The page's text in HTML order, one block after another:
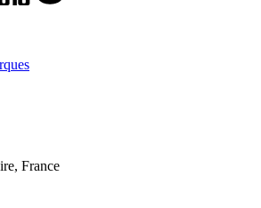
France